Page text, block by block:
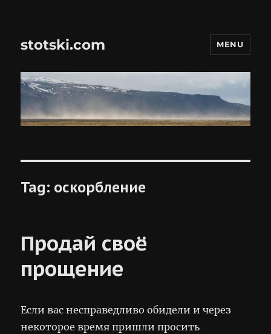
stotski.com MENU
Tag: оскорбление
Продай своё
прощение
Если вас несправедливо обидели и через
некоторое время пришли просить